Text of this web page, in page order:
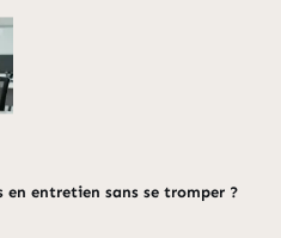
entretien sans se tromper ?